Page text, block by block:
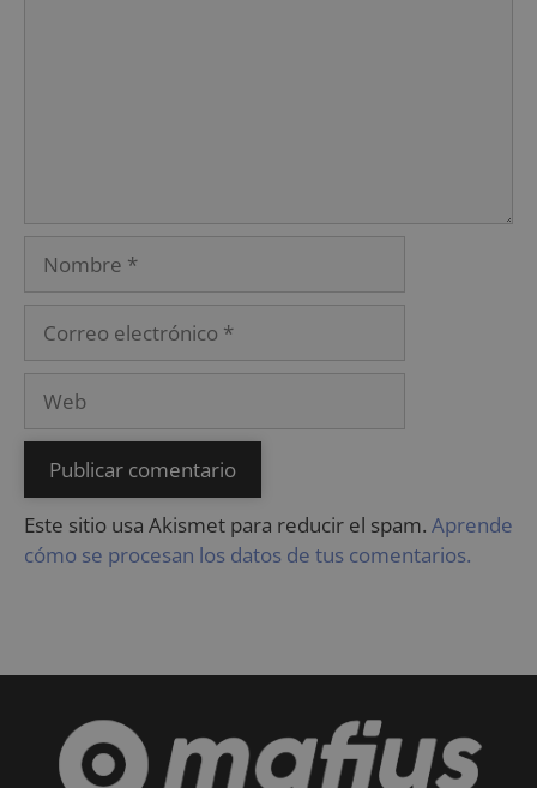
Este sitio usa Akismet para reducir el spam. Aprende
cómo se procesan los datos de tus comentarios.